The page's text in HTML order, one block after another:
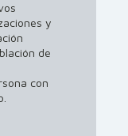
y
de
con